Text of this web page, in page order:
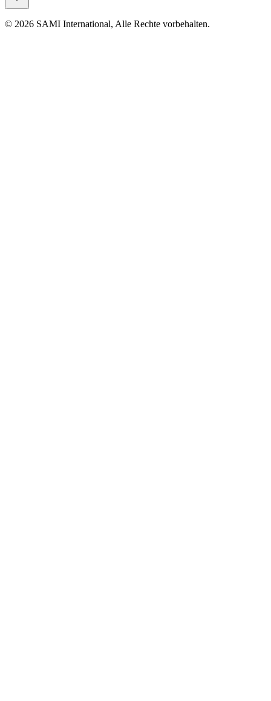
© 2026 SAMI International, Alle Rechte vorbehalten.